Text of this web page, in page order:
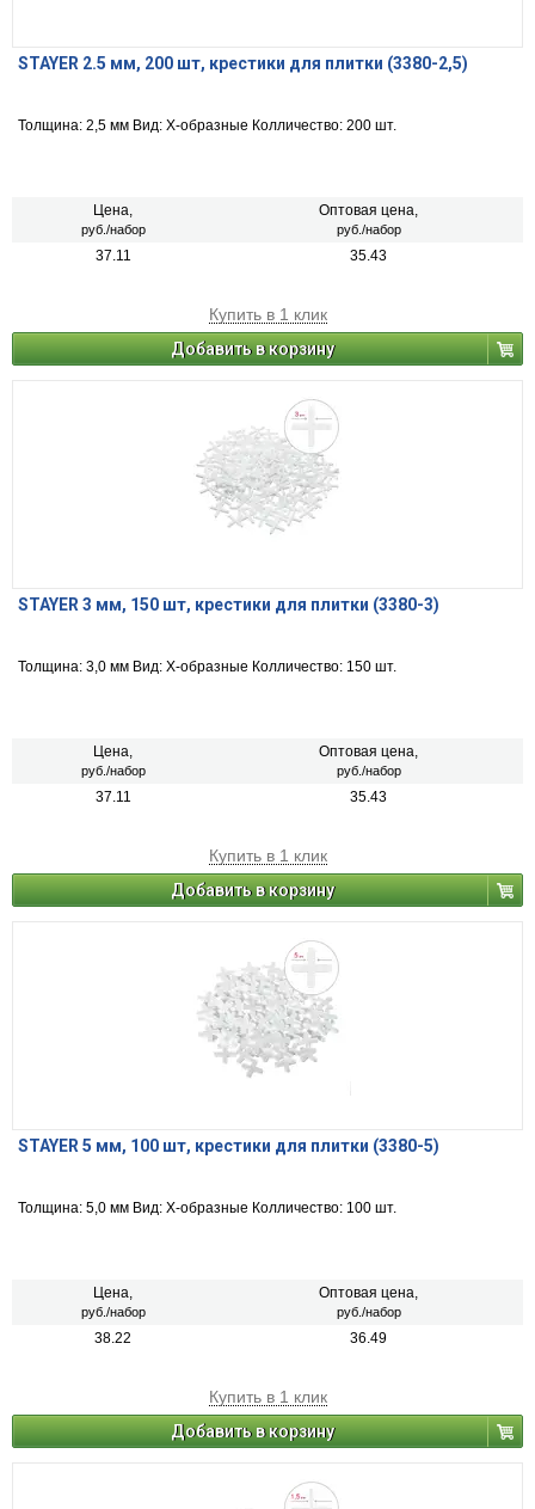
STAYER 2.5 мм, 200 шт, крестики для плитки (3380-2,5)
Толщина: 2,5 мм Вид: Х-образные Колличество: 200 шт.
Цена,
руб./набор
Оптовая цена,
руб./набор
37.11 35.43
Купить в 1 клик
Добавить в корзину
STAYER 3 мм, 150 шт, крестики для плитки (3380-3)
Толщина: 3,0 мм Вид: Х-образные Колличество: 150 шт.
Цена,
руб./набор
Оптовая цена,
руб./набор
37.11 35.43
Купить в 1 клик
Добавить в корзину
STAYER 5 мм, 100 шт, крестики для плитки (3380-5)
Толщина: 5,0 мм Вид: Х-образные Колличество: 100 шт.
Цена,
руб./набор
Оптовая цена,
руб./набор
38.22 36.49
Купить в 1 клик
Добавить в корзину